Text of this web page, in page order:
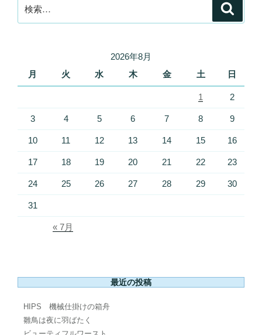
索:
2026年8月
月
火 水 木 金 土 日
1 2
3 4 5 6 7 8 9
10 11 12 13 14 15 16
17 18 19 20 21 22 23
24 25 26 27 28 29 30
31
« 7月
最近の投稿
HIPS 機械仕掛けの箱舟
雛鳥は夜に羽ばたく